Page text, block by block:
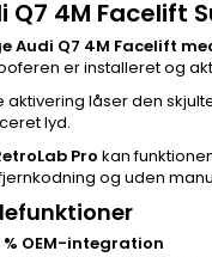
Q7 4M Facelift
Audi Q7 4M Facelift
er installeret og
aktivering låser den
lyd.
Pro kan
og uden
% OEM-integration